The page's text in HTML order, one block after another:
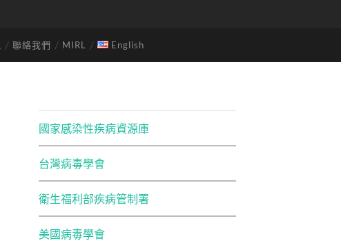
聯絡我們 MIRL English
國家感染性疾病資源庫
台灣病毒學會
衛生福利部疾病管制署
美國病毒學會